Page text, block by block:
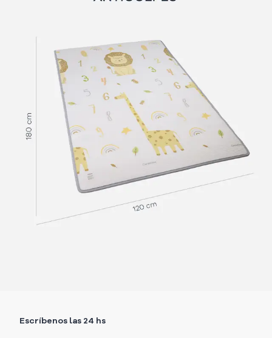
Escríbenos las 24 hs